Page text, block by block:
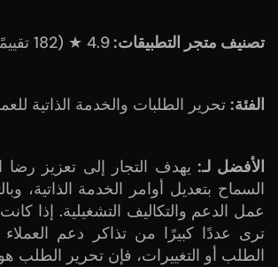
تصنيف متجر التطبيقات:4.9 ★ (182 تقييمًا)
الفئة: تحرير الطلبات والخدمة الذاتية
الأفضل لـ:يهدف التجار إلى تعزيز رضا
السماح بتعديل أوامر الخدمة الذاتية،
عمل الدعم والتكاليف التشغيلية. إذا
ترى عددًا كبيرًا من تذاكر دعم العملاء
الطلب أو التغييرات، فإن تحرير الطلب